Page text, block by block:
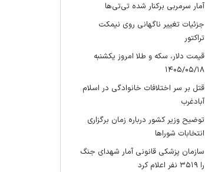
آمار سرمربی برکنار شده تی‌تی‌ها
جزئیات تغییر ناگهانی روی نیمکت
تراکتور
قیمت دلار، سکه و طلا امروز یکشنبه
۱۴۰۵/۰۵/۱۸
قتل بر سر اختلافات خانوادگی در اسلام
آبادغرب
توضیح وزیر کشور درباره زمان برگزاری
انتخابات شورا‌ها
سازمان پزشکی قانونی آمار شهدای جنگ
را ۳۵۱۹ نفر اعلام کرد